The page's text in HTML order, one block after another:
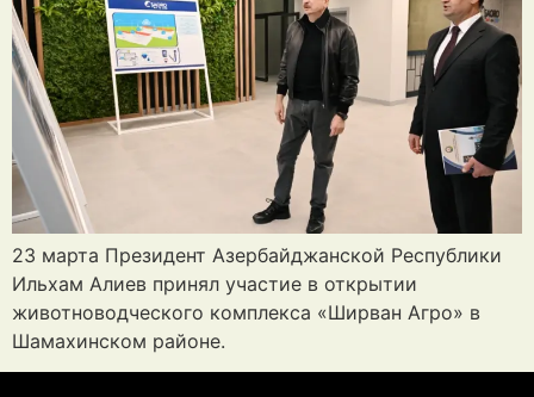
23 марта Президент Азербайджанской Республики
Ильхам Алиев принял участие в открытии
животноводческого комплекса «Ширван Агро» в
Шамахинском районе.